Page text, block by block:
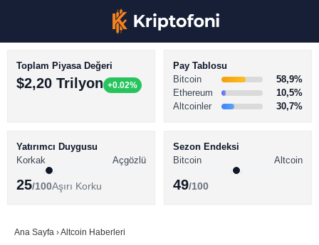
BİTCOİN HABERLERİ
ALTCOİN HABERLERİ
SÖZLÜK
Toplam Piyasa Değeri
$2,20 Trilyon +0.02%
Pay Tablosu
Bitcoin
58,9%
Ethereum
10,5%
Altcoinler
30,7%
Yatırımcı Duygusu
Korkak
Açgözlü
25/100Aşırı Korku
Sezon Endeksi
Bitcoin
Altcoin
49/100
Ana Sayfa ›Altcoin Haberleri